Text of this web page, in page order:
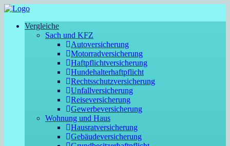
Vergleiche
Sach und KFZ
Autoversicherung
Motorradversicherung
Haftpflichtversicherung
Hundehalterhaftpflicht
Rechtsschutzversicherung
Unfallversicherung
Reiseversicherung
Gewerbeversicherung
Wohnung und Haus
Hausratversicherung
Gebäudeversicherung